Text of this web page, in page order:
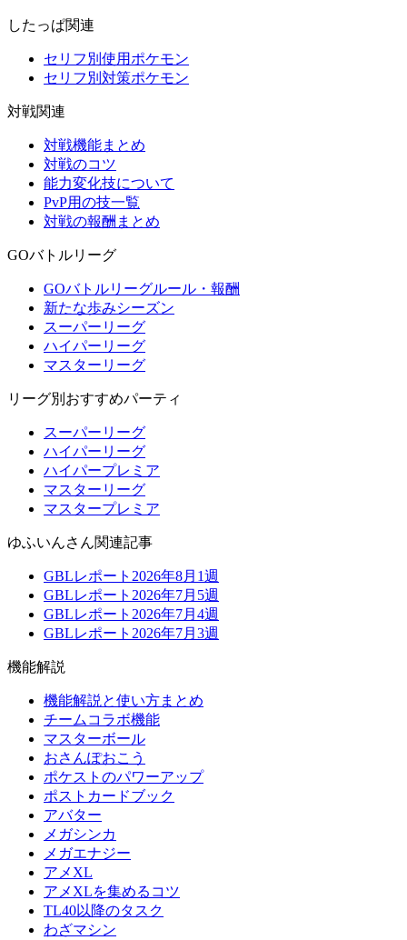
したっぱ関連
セリフ別使用ポケモン
セリフ別対策ポケモン
対戦関連
対戦機能まとめ
対戦のコツ
能力変化技について
PvP用の技一覧
対戦の報酬まとめ
GOバトルリーグ
GOバトルリーグルール・報酬
新たな歩みシーズン
スーパーリーグ
ハイパーリーグ
マスターリーグ
リーグ別おすすめパーティ
スーパーリーグ
ハイパーリーグ
ハイパープレミア
マスターリーグ
マスタープレミア
ゆふいんさん関連記事
GBLレポート2026年8月1週
GBLレポート2026年7月5週
GBLレポート2026年7月4週
GBLレポート2026年7月3週
機能解説
機能解説と使い方まとめ
チームコラボ機能
マスターボール
おさんぽおこう
ポケストのパワーアップ
ポストカードブック
アバター
メガシンカ
メガエナジー
アメXL
アメXLを集めるコツ
TL40以降のタスク
わざマシン